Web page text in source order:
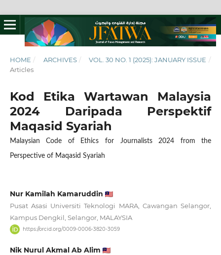
HOME / ARCHIVES / VOL. 30 NO. 1 (2025): JANUARY ISSUE /
Articles
Kod Etika Wartawan Malaysia
2024 Daripada Perspektif
Maqasid Syariah
Malaysian Code of Ethics for Journalists 2024 from the
Perspective of Maqasid Syariah
Nur Kamilah Kamaruddin
Pusat Asasi Universiti Teknologi MARA, Cawangan Selangor,
Kampus Dengkil, Selangor, MALAYSIA
https://orcid.org/0009-0006-3820-3059
Nik Nurul Akmal Ab Alim